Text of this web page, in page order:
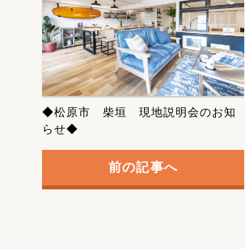
◆松原市 柴垣 現地説明会のお知
らせ◆
前の記事へ